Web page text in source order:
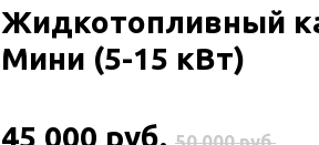
Печи для сжигания
мусора
Жидкотопливный
Мини (5-15 кВт)
45 000 руб.